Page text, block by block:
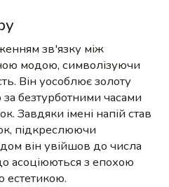
зв'язку між
модою, символізуючи
Він уособлює золоту
за безтурботними часами
Завдяки імені напій став
підкреслюючи
він увійшов до числа
асоціюються з епохою
естетикою.